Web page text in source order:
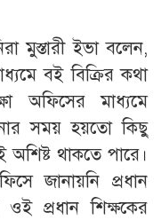
মুস্তারী ইভা বলেন,
বই বিক্রির কথা
অফিসের মাধ্যমে
সময় হয়তো কিছু
অশিষ্ট থাকতে পারে।
জানায়নি প্রধান
প্রধান শিক্ষকের